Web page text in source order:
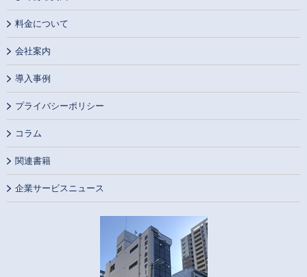
料金について
会社案内
導入事例
プライバシーポリシー
コラム
関連書籍
企業サービスニュース